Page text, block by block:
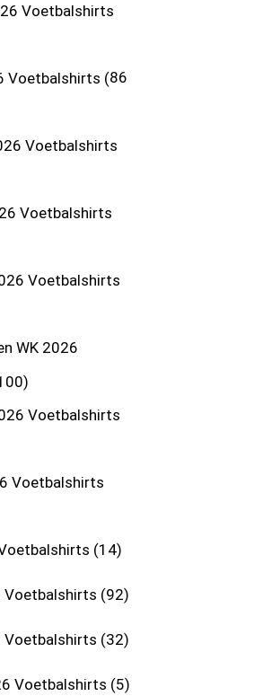
Voetbalshirts
Voetbalshirts 86
Voetbalshirts
Voetbalshirts
Voetbalshirts
WK 2026
Voetbalshirts
Voetbalshirts
14
Voetbalshirts 92
Voetbalshirts 32
Voetbalshirts 5